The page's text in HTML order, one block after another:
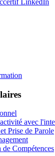
LinkedIn
avec
Prise de Parole
Compétences